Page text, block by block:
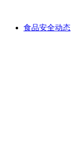
食品安全动态